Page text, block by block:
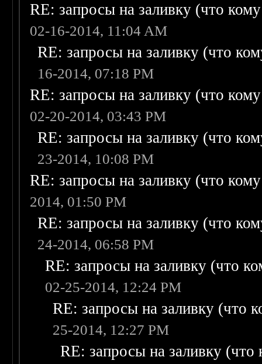
RE: запросы на заливку (что
02-16-2014, 11:04 AM
RE: запросы на заливку (что
16-2014, 07:18 PM
RE: запросы на заливку (что
02-20-2014, 03:43 PM
RE: запросы на заливку (что
23-2014, 10:08 PM
RE: запросы на заливку (что
2014, 01:50 PM
RE: запросы на заливку (что
24-2014, 06:58 PM
RE: запросы на заливку (что
02-25-2014, 12:24 PM
RE: запросы на заливку (что
25-2014, 12:27 PM
RE: запросы на заливку